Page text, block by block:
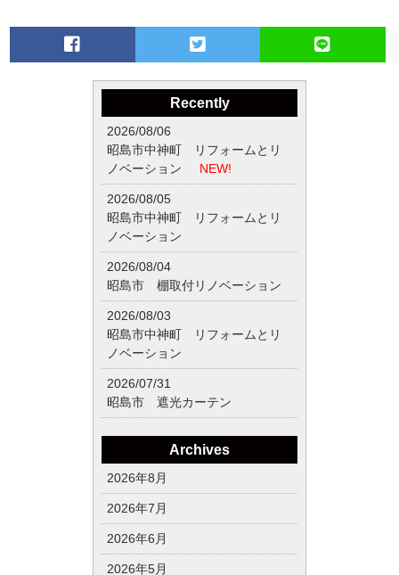
Recently
2026/08/06
昭島市中神町 リフォームとリ
ノベーション
NEW!
2026/08/05
昭島市中神町 リフォームとリ
ノベーション
2026/08/04
昭島市 棚取付リノベーション
2026/08/03
昭島市中神町 リフォームとリ
ノベーション
2026/07/31
昭島市 遮光カーテン
Archives
2026年8月
2026年7月
2026年6月
2026年5月